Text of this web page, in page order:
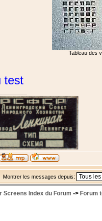
Tableau des
test
Montrer les messages depuis:
Screens Index du Forum -> Forum